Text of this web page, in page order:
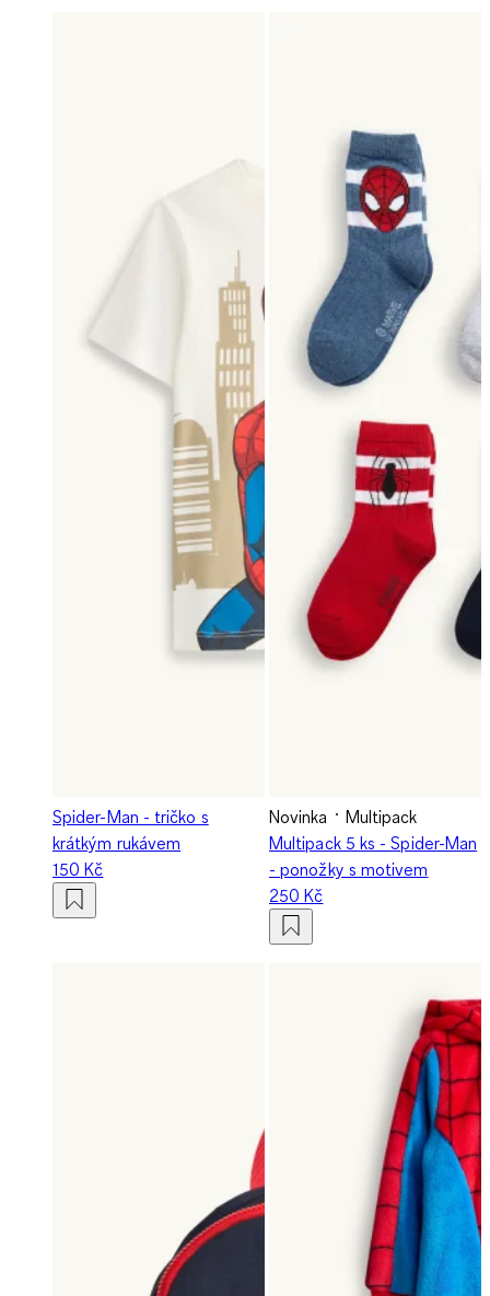
Spider-Man - tričko s
krátkým rukávem
150 Kč
Novinka
Multipack
Multipack 5 ks - Spider-Man
- ponožky s motivem
250 Kč